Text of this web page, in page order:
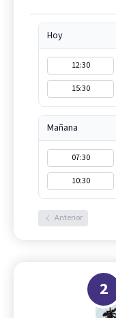
Hoy
12:30
15:30
Mañana
07:30
10:30
Anterior
2